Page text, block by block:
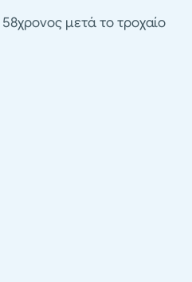
μετά το τροχαίο